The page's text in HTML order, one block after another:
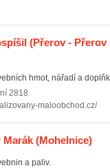
(Přerov - Přerov
hmot, nářadí a
2818
maloobchod.cz/
Marák (Mohelnice)
a paliv.